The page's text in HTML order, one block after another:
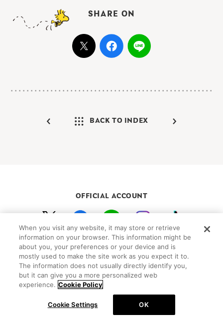
SHARE ON
BACK TO INDEX
OFFICIAL ACCOUNT
初めての方向けガイド FAQ お問い合わせ
プライバシーポリシー サイトマップ
Cookie Settings
©Peanuts Worldwide LLC
When you visit any website, it may store or retrieve
information on your browser. This information might be
about you, your preferences or your device and is
mostly used to make the site work as you expect it to.
The information does not usually directly identify you,
but it can give you a more personalized web
experience. Cookie Policy
Cookie Settings OK